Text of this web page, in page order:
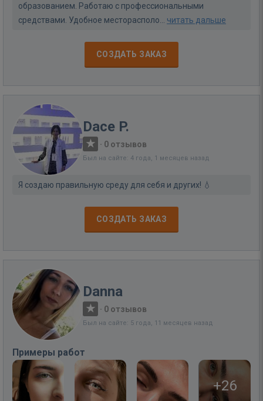
образованием. Работаю с профессиональными
средствами. Удобное месторасполо... читать дальше
СОЗДАТЬ ЗАКАЗ
Dace P.
· 0 отзывов
Был на сайте: 4 года, 1 месяцев назад
Я создаю правильную среду для себя и других! 💧
СОЗДАТЬ ЗАКАЗ
Danna
· 0 отзывов
Был на сайте: 5 года, 11 месяцев назад
Примеры работ
+26